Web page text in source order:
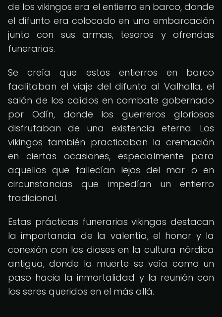
de los vikingos era el entierro en barco, donde
el difunto era colocado en una embarcación
junto con sus armas, tesoros y ofrendas
funerarias.
Se creía que estos entierros en barco
facilitaban el viaje del difunto al Valhalla, el
salón de los caídos en combate gobernado
por Odín, donde los guerreros gloriosos
disfrutaban de una existencia eterna. Los
vikingos también practicaban la cremación
en ciertas ocasiones, especialmente para
aquellos que fallecían lejos del mar o en
circunstancias que impedían un entierro
tradicional.
Estas prácticas funerarias vikingas destacan
la importancia de la valentía, el honor y la
conexión con los dioses en la cultura nórdica
antigua, donde la muerte se veía como un
paso hacia la inmortalidad y la reunión con
los seres queridos en el más allá.